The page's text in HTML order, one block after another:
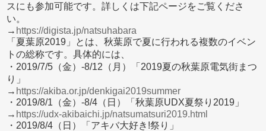
スにも参加可能です。詳しくは下記ページをご覧くださ
い。
→ https://digista.jp/natsuhabara
「夏葉原2019」とは、秋葉原で夏に行われる複数のイベン
トの総称です。具体的には、
・2019/7/5（金）-8/12（月）「2019夏の秋葉原電気街まつ
り」
→ https://akiba.or.jp/denkigai2019summer
・2019/8/1（金）-8/4（日）「秋葉原UDX夏祭り2019」
→ https://udx-akibaichi.jp/natsumatsuri2019.html
・2019/8/4（日）「アキバ大好き!祭り」